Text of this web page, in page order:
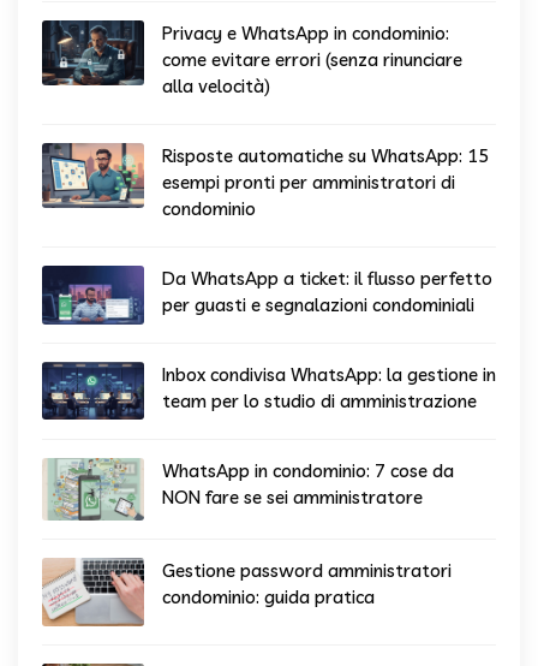
Privacy e WhatsApp in condominio:
come evitare errori (senza rinunciare
alla velocità)
Risposte automatiche su WhatsApp: 15
esempi pronti per amministratori di
condominio
Da WhatsApp a ticket: il flusso perfetto
per guasti e segnalazioni condominiali
Inbox condivisa WhatsApp: la gestione in
team per lo studio di amministrazione
WhatsApp in condominio: 7 cose da
NON fare se sei amministratore
Gestione password amministratori
condominio: guida pratica